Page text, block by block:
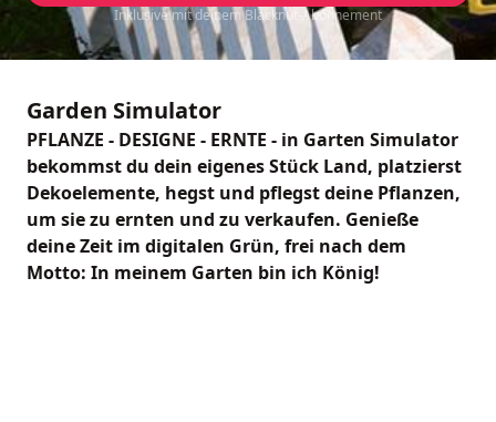
Inklusive mit deinem Blacknut-Abonnement
Garden Simulator
PFLANZE - DESIGNE - ERNTE - in Garten Simulator
bekommst du dein eigenes Stück Land, platzierst
Dekoelemente, hegst und pflegst deine Pflanzen,
um sie zu ernten und zu verkaufen. Genieße
deine Zeit im digitalen Grün, frei nach dem
Motto: In meinem Garten bin ich König!